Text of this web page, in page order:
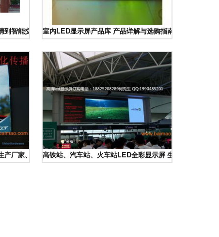
到智能交互的电子革命室内LED显示屏产品库 产品详解与选购指南
产厂家、评估价格与安装方案
高铁站、汽车站、火车站LED全彩显示屏 生产厂家与价格